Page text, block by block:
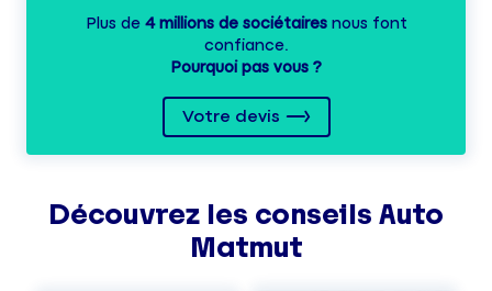
Plus de 4 millions de sociétairesnous font
confiance.
Pourquoi pas vous ?
Votre devis
Découvrez les conseils Auto
Matmut